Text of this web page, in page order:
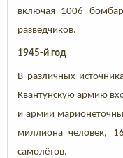
включая 1006
разведчиков.
1945-й год
В различных
Квантунскую армию
и армии
миллиона человек,
самолётов.